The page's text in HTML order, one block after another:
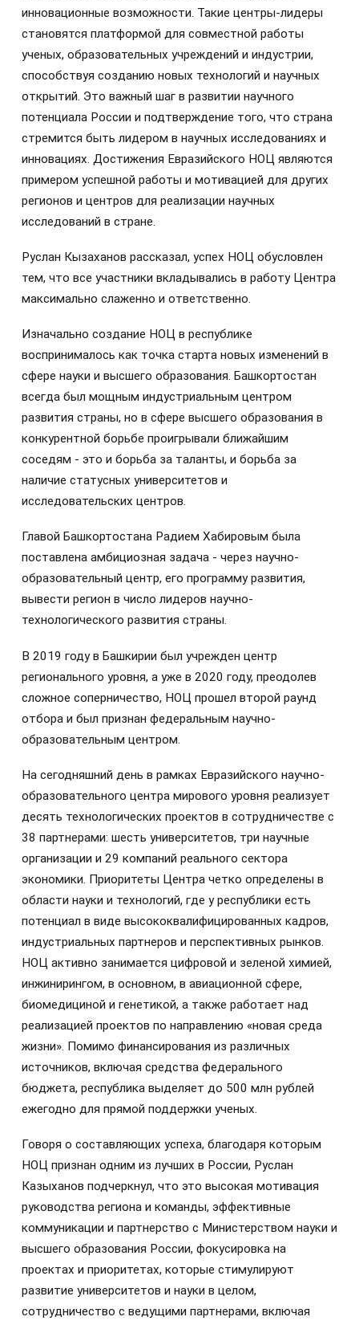
инновационные возможности. Такие центры-лидеры
становятся платформой для совместной работы
ученых, образовательных учреждений и индустрии,
способствуя созданию новых технологий и научных
открытий. Это важный шаг в развитии научного
потенциала России и подтверждение того, что страна
стремится быть лидером в научных исследованиях и
инновациях. Достижения Евразийского НОЦ являются
примером успешной работы и мотивацией для других
регионов и центров для реализации научных
исследований в стране.
Руслан Кызаханов рассказал, успех НОЦ обусловлен
тем, что все участники вкладывались в работу Центра
максимально слаженно и ответственно.
Изначально создание НОЦ в республике
воспринималось как точка старта новых изменений в
сфере науки и высшего образования. Башкортостан
всегда был мощным индустриальным центром
развития страны, но в сфере высшего образования в
конкурентной борьбе проигрывали ближайшим
соседям - это и борьба за таланты, и борьба за
наличие статусных университетов и
исследовательских центров.
Главой Башкортостана Радием Хабировым была
поставлена амбициозная задача - через научно-
образовательный центр, его программу развития,
вывести регион в число лидеров научно-
технологического развития страны.
В 2019 году в Башкирии был учрежден центр
регионального уровня, а уже в 2020 году, преодолев
сложное соперничество, НОЦ прошел второй раунд
отбора и был признан федеральным научно-
образовательным центром.
На сегодняшний день в рамках Евразийского научно-
образовательного центра мирового уровня реализует
десять технологических проектов в сотрудничестве с
38 партнерами: шесть университетов, три научные
организации и 29 компаний реального сектора
экономики. Приоритеты Центра четко определены в
области науки и технологий, где у республики есть
потенциал в виде высококвалифицированных кадров,
индустриальных партнеров и перспективных рынков.
НОЦ активно занимается цифровой и зеленой химией,
инжинирингом, в основном, в авиационной сфере,
биомедициной и генетикой, а также работает над
реализацией проектов по направлению «новая среда
жизни». Помимо финансирования из различных
источников, включая средства федерального
бюджета, республика выделяет до 500 млн рублей
ежегодно для прямой поддержки ученых.
Говоря о составляющих успеха, благодаря которым
НОЦ признан одним из лучших в России, Руслан
Казыханов подчеркнул, что это высокая мотивация
руководства региона и команды, эффективные
коммуникации и партнерство с Министерством науки и
высшего образования России, фокусировка на
проектах и приоритетах, которые стимулируют
развитие университетов и науки в целом,
сотрудничество с ведущими партнерами, включая